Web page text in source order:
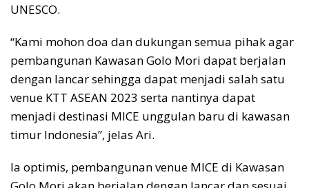
UNESCO.
“Kami mohon doa dan dukungan semua pihak agar
pembangunan Kawasan Golo Mori dapat berjalan
dengan lancar sehingga dapat menjadi salah satu
venue KTT ASEAN 2023 serta nantinya dapat
menjadi destinasi MICE unggulan baru di kawasan
timur Indonesia”, jelas Ari.
Ia optimis, pembangunan venue MICE di Kawasan